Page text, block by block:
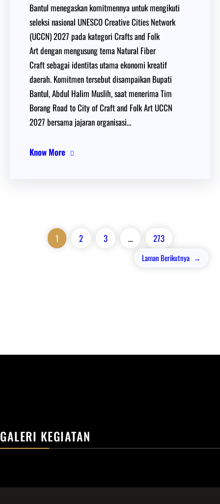
Bantul menegaskan komitmennya untuk mengikuti
seleksi nasional UNESCO Creative Cities Network
(UCCN) 2027 pada kategori Crafts and Folk
Art dengan mengusung tema Natural Fiber
Craft sebagai identitas utama ekonomi kreatif
daerah. Komitmen tersebut disampaikan Bupati
Bantul, Abdul Halim Muslih, saat menerima Tim
Borang Road to City of Craft and Folk Art UCCN
2027 bersama jajaran organisasi…
Know More
1 2 3 … 273
Laman Berikutnya →
GALERI KEGIATAN